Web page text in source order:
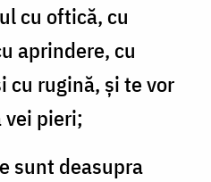
cu oftică, cu
aprindere, cu
cu rugină, şi te vor
vei pieri;
sunt deasupra